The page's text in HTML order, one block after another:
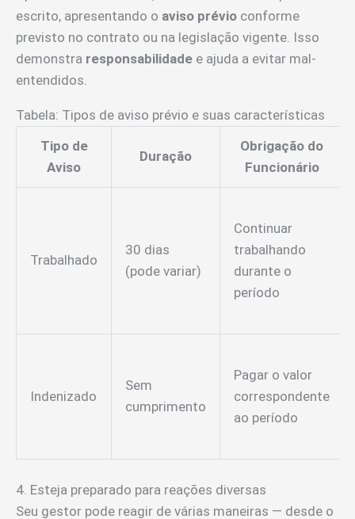
escrito, apresentando o aviso prévio conforme
previsto no contrato ou na legislação vigente. Isso
demonstra responsabilidade e ajuda a evitar mal-
entendidos.
Tabela: Tipos de aviso prévio e suas características
Tipo de
Aviso
Duração
Obrigação do
Funcionário
Trabalhado
30 dias
(pode variar)
Continuar
trabalhando
durante o
período
Indenizado
Sem
cumprimento
Pagar o valor
correspondente
ao período
4. Esteja preparado para reações diversas
Seu gestor pode reagir de várias maneiras — desde o